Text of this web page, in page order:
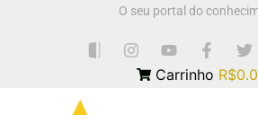
O seu portal do
Carrinho